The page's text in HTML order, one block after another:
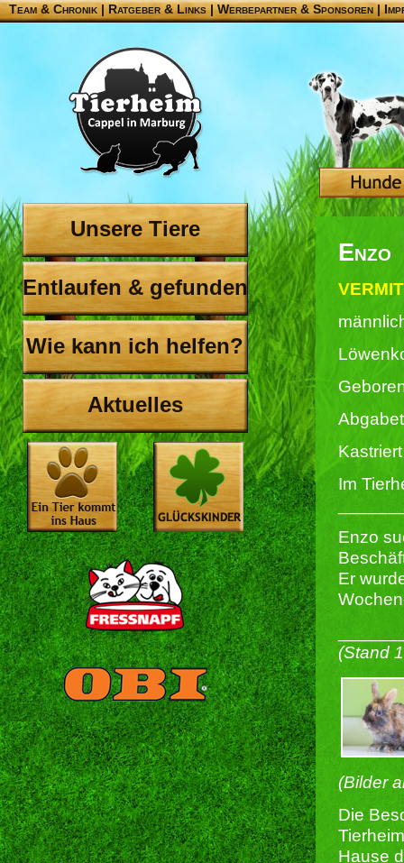
Team & Chronik |Ratgeber & Links|Werbepartner & Sponsoren|
Unsere Tiere
Entlaufen & gefunden
Wie kann ich helfen?
Aktuelles
Enzo
Im
Enzo
Er
(Stand
(Bilder
Die
Hause